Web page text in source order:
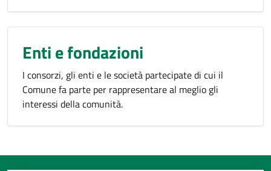
Enti e fondazioni
I consorzi, gli enti e le società partecipate di cui il
Comune fa parte per rappresentare al meglio gli
interessi della comunità.